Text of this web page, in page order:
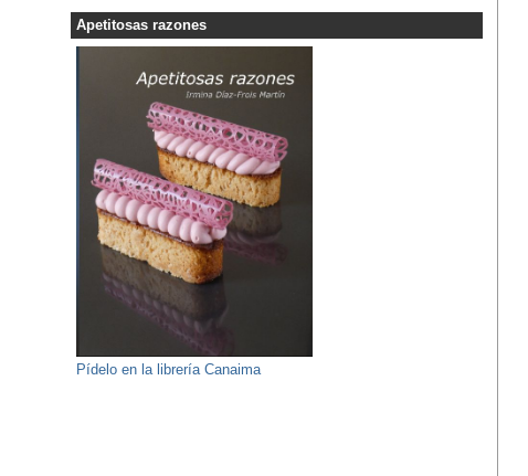
Apetitosas razones
Pídelo en la librería Canaima